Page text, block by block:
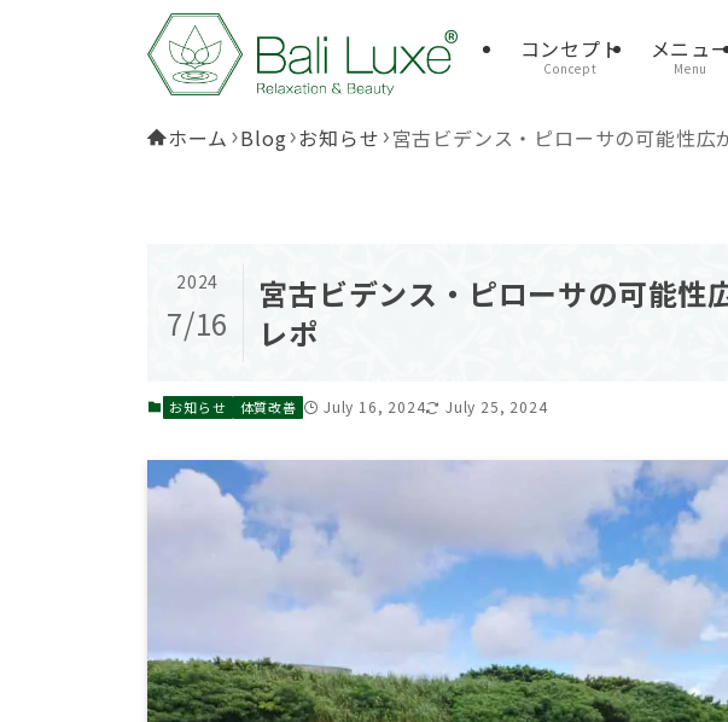
コンセプト
Concept
メニュ
Menu
ホーム Blog お知らせ 宮古ビデンス・ピローサの可能性広
宮古ビデンス・ピローサの可能性
レポ
2024
7/16
お知らせ 体質改善 July 16, 2024 July 25, 2024